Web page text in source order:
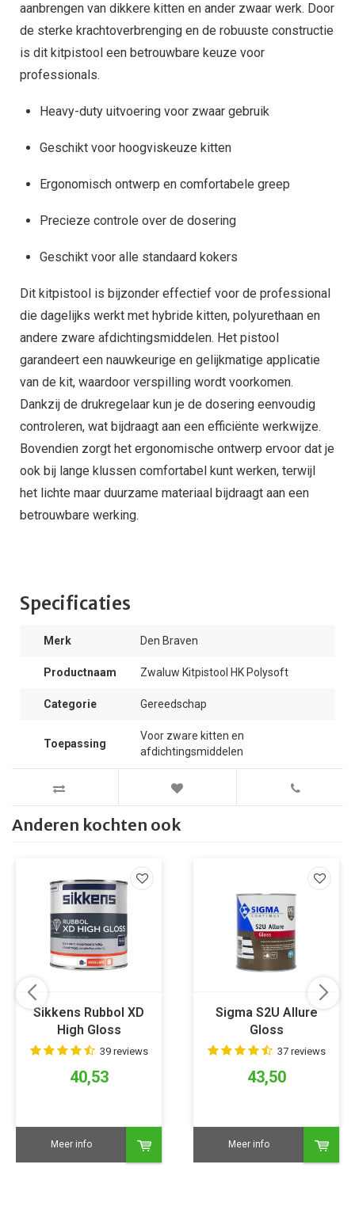
aanbrengen van dikkere kitten en ander zwaar werk. Door
de sterke krachtoverbrenging en de robuuste constructie
is dit kitpistool een betrouwbare keuze voor
professionals.
Heavy-duty uitvoering voor zwaar gebruik
Geschikt voor hoogviskeuze kitten
Ergonomisch ontwerp en comfortabele greep
Precieze controle over de dosering
Geschikt voor alle standaard kokers
Dit kitpistool is bijzonder effectief voor de professional
die dagelijks werkt met hybride kitten, polyurethaan en
andere zware afdichtingsmiddelen. Het pistool
garandeert een nauwkeurige en gelijkmatige applicatie
van de kit, waardoor verspilling wordt voorkomen.
Dankzij de drukregelaar kun je de dosering eenvoudig
controleren, wat bijdraagt aan een efficiënte werkwijze.
Bovendien zorgt het ergonomische ontwerp ervoor dat je
ook bij lange klussen comfortabel kunt werken, terwijl
het lichte maar duurzame materiaal bijdraagt aan een
betrouwbare werking.
Specificaties
Merk Den Braven
Productnaam Zwaluw Kitpistool HK Polysoft
Categorie Gereedschap
Toepassing
Voor zware kitten en
afdichtingsmiddelen
Anderen kochten ook
Sikkens Rubbol XD
High Gloss
39 reviews
40,53
Meer info
Sigma S2U Allure
Gloss
37 reviews
43,50
Meer info